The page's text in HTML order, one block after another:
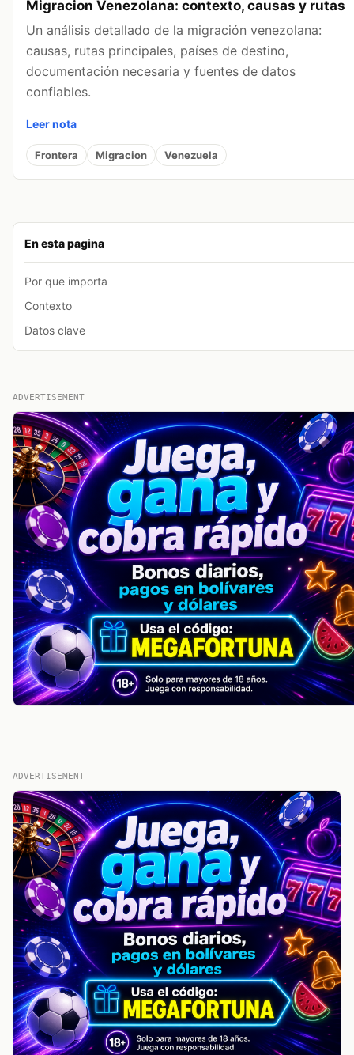
En esta pagina
Por que importa
Contexto
Datos clave
Migracion Venezolana: contexto, causas y rutas
Un análisis detallado de la migración venezolana:
causas, rutas principales, países de destino,
documentación necesaria y fuentes de datos
confiables.
Leer nota
Frontera Migracion Venezuela
ADVERTISEMENT
ADVERTISEMENT